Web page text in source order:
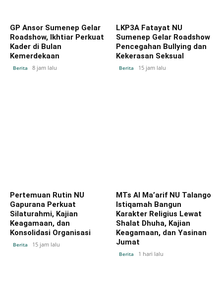
GP Ansor Sumenep Gelar
Roadshow, Ikhtiar Perkuat
Kader di Bulan
Kemerdekaan
Berita 8 jam lalu
LKP3A Fatayat NU
Sumenep Gelar Roadshow
Pencegahan Bullying dan
Kekerasan Seksual
Berita 15 jam lalu
Pertemuan Rutin NU
Gapurana Perkuat
Silaturahmi, Kajian
Keagamaan, dan
Konsolidasi Organisasi
Berita 15 jam lalu
MTs Al Ma’arif NU Talango
Istiqamah Bangun
Karakter Religius Lewat
Shalat Dhuha, Kajian
Keagamaan, dan Yasinan
Jumat
Berita 1 hari lalu